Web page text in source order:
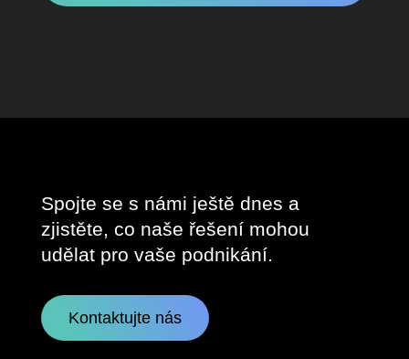
Spojte se s námi ještě dnes a
zjistěte, co naše řešení mohou
udělat pro vaše podnikání.
Kontaktujte nás